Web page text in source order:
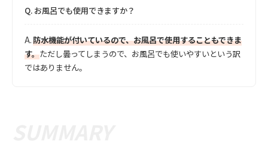
Q. お風呂でも使用できますか？
A.防水機能が付いているので、お風呂で使用することもできま
す。ただし曇ってしまうので、お風呂でも使いやすいという訳
ではありません。